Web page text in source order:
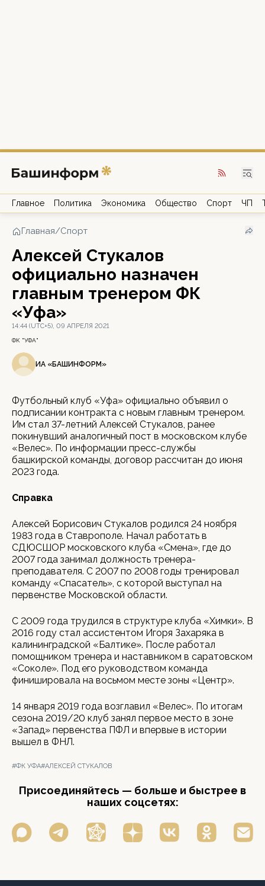
Главное Политика Экономика Общество Спорт ЧП
Главная/Спорт
Алексей Стукалов
официально назначен
главным тренером ФК
«Уфа»
14:44 (UTC+5), 09 АПРЕЛЯ 2021
ФК "УФА"
ИА «БАШИНФОРМ»
Футбольный клуб «Уфа» официально объявил о
подписании контракта с новым главным тренером.
Им стал 37-летний Алексей Стукалов, ранее
покинувший аналогичный пост в московском клубе
«Велес». По информации пресс-службы
башкирской команды, договор рассчитан до июня
2023 года.
Справка
Алексей Борисович Стукалов родился 24 ноября
1983 года в Ставрополе. Начал работать в
СДЮСШОР московского клуба «Смена», где до
2007 года занимал должность тренера-
преподавателя. С 2007 по 2008 годы тренировал
команду «Спасатель», с которой выступал на
первенстве Московской области.
С 2009 года трудился в структуре клуба «Химки». В
2016 году стал ассистентом Игоря Захаряка в
калининградской «Балтике». После работал
помощником тренера и наставником в саратовском
«Соколе». Под его руководством команда
финишировала на восьмом месте зоны «Центр».
14 января 2019 года возглавил «Велес». По итогам
сезона 2019/20 клуб занял первое место в зоне
«Запад» первенства ПФЛ и впервые в истории
вышел в ФНЛ.
#ФК УФА#АЛЕКСЕЙ СТУКАЛОВ
Присоединяйтесь — больше и быстрее в
наших соцсетях: